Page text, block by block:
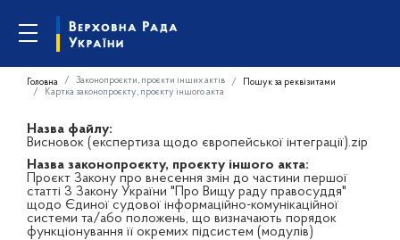
Головна Законопроєкти, проєкти інших актів
Пошук за реквізитами
Картка законопроєкту, проєкту іншого акта
Назва файлу:
Висновок (експертиза щодо європейської інтеграції).zip
Назва законопроєкту, проєкту іншого акта:
Проєкт Закону про внесення змін до частини першої
статті 3 Закону України "Про Вищу раду правосуддя"
щодо Єдиної судової інформаційно-комунікаційної
системи та/або положень, що визначають порядок
функціонування її окремих підсистем (модулів)